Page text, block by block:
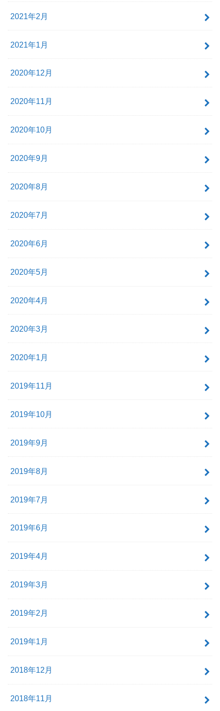
2021年2月
2021年1月
2020年12月
2020年11月
2020年10月
2020年9月
2020年8月
2020年7月
2020年6月
2020年5月
2020年4月
2020年3月
2020年1月
2019年11月
2019年10月
2019年9月
2019年8月
2019年7月
2019年6月
2019年4月
2019年3月
2019年2月
2019年1月
2018年12月
2018年11月